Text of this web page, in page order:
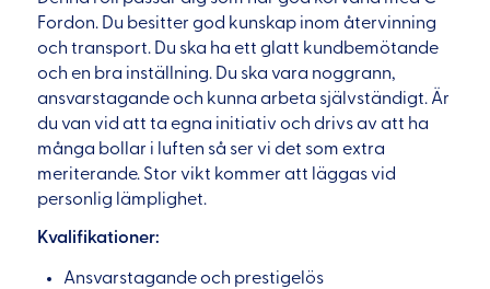
Fordon. Du besitter god kunskap inom återvinning
och transport. Du ska ha ett glatt kundbemötande
och en bra inställning. Du ska vara noggrann,
ansvarstagande och kunna arbeta självständigt. Är
du van vid att ta egna initiativ och drivs av att ha
många bollar i luften så ser vi det som extra
meriterande. Stor vikt kommer att läggas vid
personlig lämplighet.
Kvalifikationer:
Ansvarstagande och prestigelös